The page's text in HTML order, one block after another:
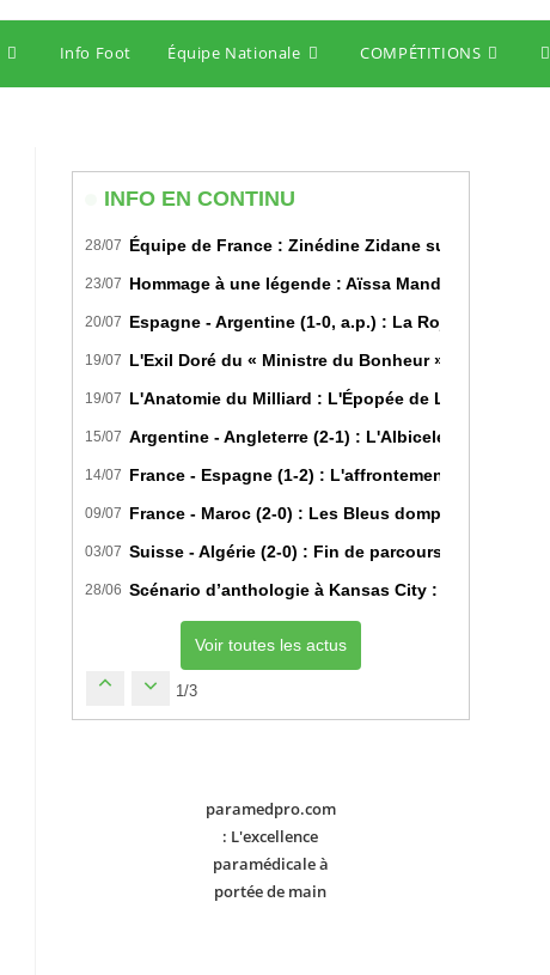
Info Foot Équipe Nationale COMPÉTITIONS
INFO EN CONTINU
28/07 Équipe de France : Zinédine Zidane succède
23/07 Hommage à une légende : Aïssa Mandi tire sa
20/07 Espagne - Argentine (1-0, a.p.) : La Roja sur le
19/07 L'Exil Doré du « Ministre du Bonheur » : Dans les
19/07 L'Anatomie du Milliard : L'Épopée de Lamine
15/07 Argentine - Angleterre (2-1) : L'Albiceleste
14/07 France - Espagne (1-2) : L'affrontement tactique
09/07 France - Maroc (2-0) : Les Bleus domptent les
03/07 Suisse - Algérie (2-0) : Fin de parcours pour les
28/06 Scénario d’anthologie à Kansas City : L’Algérie
Voir toutes les actus
1/3
paramedpro.com
: L'excellence
paramédicale à
portée de main